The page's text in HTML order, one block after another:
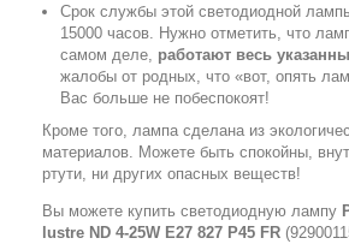
Срок службы этой светодиодной
15000 часов. Нужно отметить, что
самом деле, работают весь
жалобы от родных, что «вот, опять
Вас больше не побеспокоят!
Кроме того, лампа сделана из
материалов. Можете быть спокойны,
ртути, ни других опасных веществ!
Вы можете купить светодиодную лампу
lustre ND 4-25W E27 827 P45 FR